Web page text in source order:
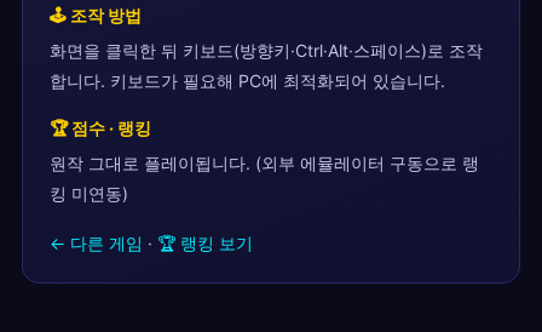
🕹 조작 방법
화면을 클릭한 뒤 키보드(방향키·Ctrl·Alt·스페이스)로 조작
합니다. 키보드가 필요해 PC에 최적화되어 있습니다.
🏆 점수 · 랭킹
원작 그대로 플레이됩니다. (외부 에뮬레이터 구동으로 랭
킹 미연동)
← 다른 게임 · 🏆 랭킹 보기